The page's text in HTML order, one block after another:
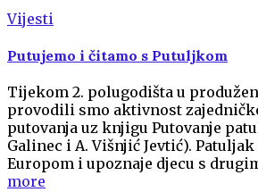
Vijesti
Putujemo i čitamo s Putuljkom
Tijekom 2. polugodišta u
provodili smo aktivnost
putovanja uz knjigu Putovanje
Galinec i A. Višnjić Jevtić).
Europom i upoznaje djecu s
more